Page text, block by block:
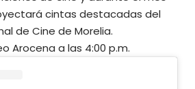
cintas destacadas del
de Cine de Morelia.
Arocena a las 4:00 p.m.